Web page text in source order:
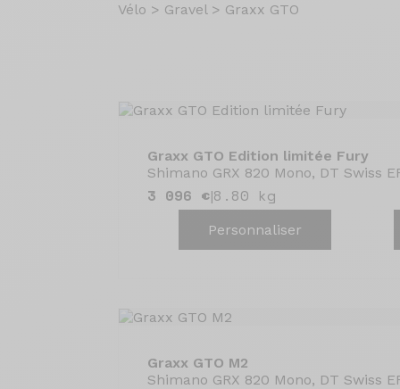
Vélo > Gravel> Graxx GTO
Graxx GTO Edition limitée Fury
Shimano GRX 820 Mono, DT Swiss
3 096 €|8.80 kg
Personnaliser
Graxx GTO M2
Shimano GRX 820 Mono, DT Swiss